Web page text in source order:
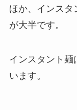
ほか、
インスタ
が大半です。
インスタント
います。